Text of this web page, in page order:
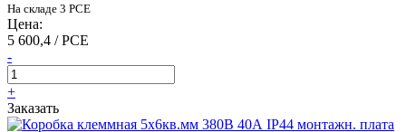
На складе 3 PCE
Цена:
5 600,4 / PCE
-
+
Заказать